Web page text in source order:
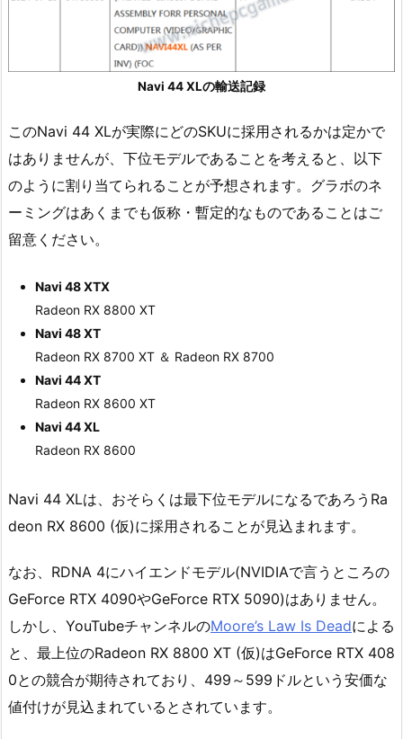
Navi 44 XLの輸送記録
このNavi 44 XLが実際にどのSKUに採用されるかは定かで
はありませんが、下位モデルであることを考えると、以下
のように割り当てられることが予想されます。グラボのネ
ーミングはあくまでも仮称・暫定的なものであることはご
留意ください。
Navi 48 XTX
Radeon RX 8800 XT
Navi 48 XT
Radeon RX 8700 XT ＆ Radeon RX 8700
Navi 44 XT
Radeon RX 8600 XT
Navi 44 XL
Radeon RX 8600
Navi 44 XLは、おそらくは最下位モデルになるであろうRa
deon RX 8600 (仮)に採用されることが見込まれます。
なお、RDNA 4にハイエンドモデル(NVIDIAで言うところの
GeForce RTX 4090やGeForce RTX 5090)はありません。
しかし、YouTubeチャンネルのMoore’s Law Is Deadによる
と、最上位のRadeon RX 8800 XT (仮)はGeForce RTX 408
0との競合が期待されており、499～599ドルという安価な
値付けが見込まれているとされています。